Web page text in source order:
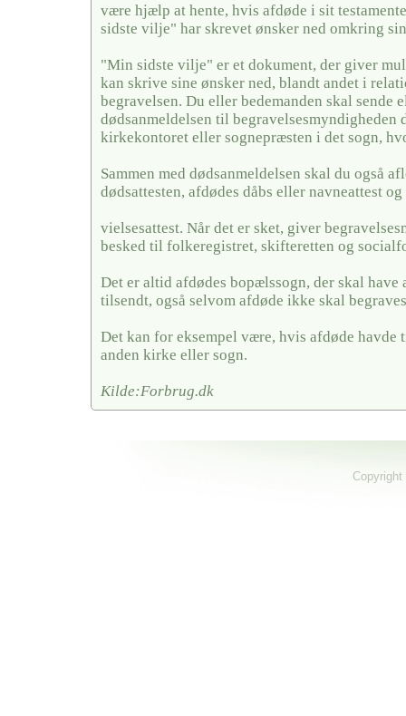
være hjælp at hente, hvis afdøde i sit
sidste vilje" har skrevet ønsker ned omkring
"Min sidste vilje" er et dokument, der giver
kan skrive sine ønsker ned, blandt andet i
begravelsen. Du eller bedemanden skal sende
dødsanmeldelsen til begravelsesmyndigheden
kirkekontoret eller sognepræsten i det sogn,
Sammen med dødsanmeldelsen skal du også
dødsattesten, afdødes dåbs eller navneattest og
vielsesattest. Når det er sket, giver
besked til folkeregistret, skifteretten og
Det er altid afdødes bopælssogn, der skal have
tilsendt, også selvom afdøde ikke skal
Det kan for eksempel være, hvis afdøde
anden kirke eller sogn.
Kilde:Forbrug.dk